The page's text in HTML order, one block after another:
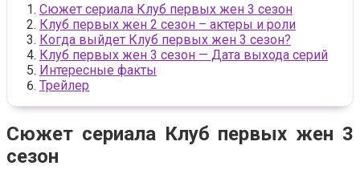
Сюжет сериала Клуб первых жен 3 сезон
Клуб первых жен 2 сезон – актеры и роли
Когда выйдет Клуб первых жен 3 сезон?
Клуб первых жен 3 сезон — Дата выхода серий
Интересные факты
Трейлер
Сюжет сериала Клуб первых жен 3
сезон